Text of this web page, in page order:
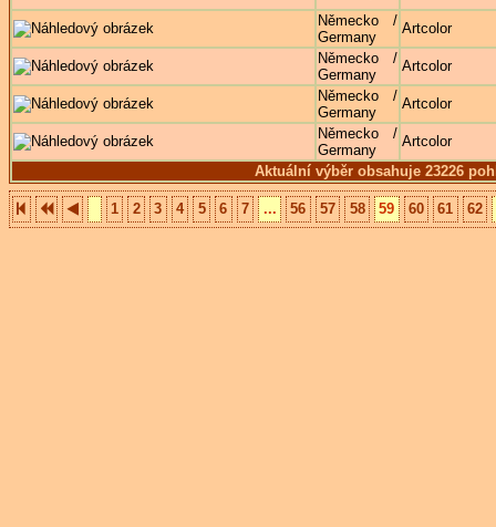
Aktuální výběr obsahuje 23226
Německo /
Germany
Artcolor
Německo /
Germany
Artcolor
Německo /
Germany
Artcolor
Německo /
Germany
Artcolor
1 2 3 4 5 6 7 ... 56 57 58 59 60 61 62